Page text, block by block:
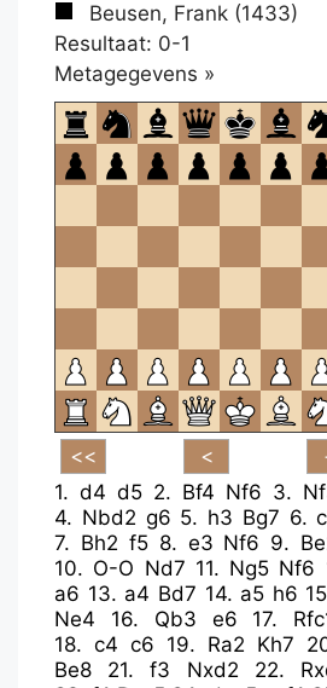
Beusen, Frank (1433)
Resultaat: 0-1
Metagegevens »
om
te
openen.
1. d4 d5 2. Bf4 Nf6 3.
4. Nbd2 g6 5. h3 Bg7 6.
7. Bh2 f5 8. e3 Nf6 9.
10. O-O Nd7 11. Ng5 Nf6
a6 13. a4 Bd7 14. a5 h6
Ne4
16. Qb3 e6 17.
18. c4 c6 19. Ra2 Kh7
Be8
21.f3 Nxd2 22.